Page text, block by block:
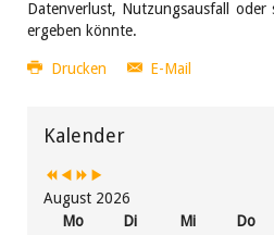
Datenverlust, Nutzungsausfall
ergeben könnte.
Drucken E-Mail
Kalender
JahrMonat
JahrMonat
August 2026
Mo
Di Mi Do